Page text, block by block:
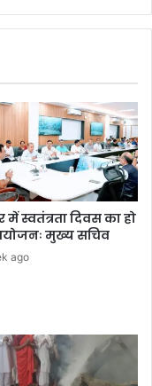
में स्वतंत्रता दिवस का हो
मुख्य सचिव
ago